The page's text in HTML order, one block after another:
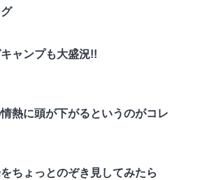
ャンプも大盛況!!
熱に頭が下がるというのがコレ
ちょっとのぞき見してみたら